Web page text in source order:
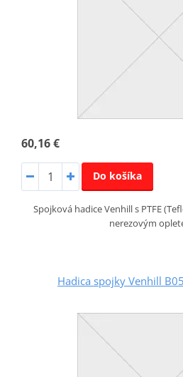
60,16 €
Do košíka
Spojková hadice Venhill s PTFE
nerezovým
Hadica spojky Venhill